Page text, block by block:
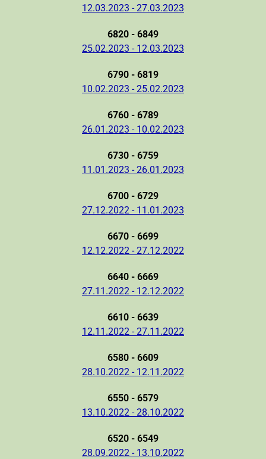
12.03.2023 - 27.03.2023
6820 - 6849
25.02.2023 - 12.03.2023
6790 - 6819
10.02.2023 - 25.02.2023
6760 - 6789
26.01.2023 - 10.02.2023
6730 - 6759
11.01.2023 - 26.01.2023
6700 - 6729
27.12.2022 - 11.01.2023
6670 - 6699
12.12.2022 - 27.12.2022
6640 - 6669
27.11.2022 - 12.12.2022
6610 - 6639
12.11.2022 - 27.11.2022
6580 - 6609
28.10.2022 - 12.11.2022
6550 - 6579
13.10.2022 - 28.10.2022
6520 - 6549
28.09.2022 - 13.10.2022